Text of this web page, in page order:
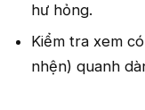
hư hỏng.
Kiểm tra xem
nhện) quanh